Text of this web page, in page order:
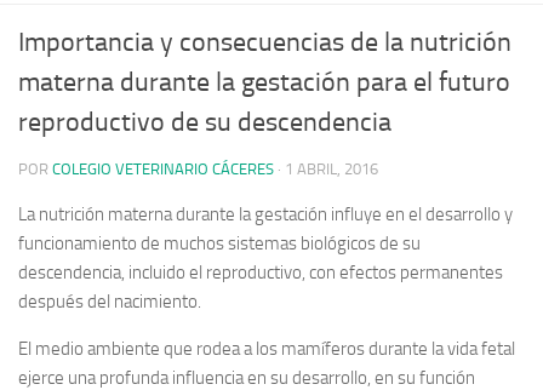
Importancia y consecuencias de la nutrición
materna durante la gestación para el futuro
reproductivo de su descendencia
POR COLEGIO VETERINARIO CÁCERES · 1 ABRIL, 2016
La nutrición materna durante la gestación influye en el desarrollo y
funcionamiento de muchos sistemas biológicos de su
descendencia, incluido el reproductivo, con efectos permanentes
después del nacimiento.
El medio ambiente que rodea a los mamíferos durante la vida fetal
ejerce una profunda influencia en su desarrollo, en su función